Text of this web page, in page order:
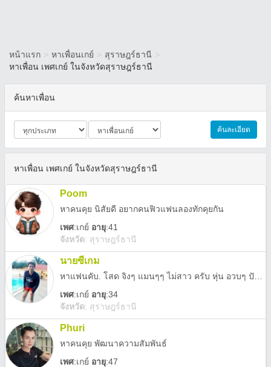
หน้าแรก > หาเพื่อนเกย์ > สุราษฎร์ธานี >
หาเพื่อน เพศเกย์ ในจังหวัดสุราษฎร์ธานี
ค้นหาเพื่อน
ค้นละเอียด
หาเพื่อน เพศเกย์ ในจังหวัดสุราษฎร์ธานี
Poom
หาคนคุย นิสัยดี อยากคนฟิวแฟนลองทักคุยกัน
เพศ:เกย์ อายุ:41
จังหวัด: สุราษฎร์ธานี
นายซีเกม
เพศ:เกย์ อายุ:34
จังหวัด: สุราษฎร์ธานี
Phuri
หาคนคุย พัฒนาความสัมพันธ์
เพศ:เกย์ อายุ:47